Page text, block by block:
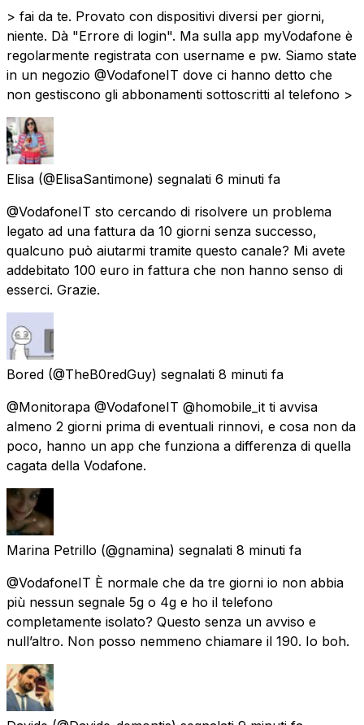
> fai da te. Provato con dispositivi diversi per giorni,
niente. Dà "Errore di login". Ma sulla app myVodafone è
regolarmente registrata con username e pw. Siamo state
in un negozio @VodafoneIT dove ci hanno detto che
non gestiscono gli abbonamenti sottoscritti al telefono >
Elisa (@ElisaSantimone) segnalati 6 minuti fa
@VodafoneIT sto cercando di risolvere un problema
legato ad una fattura da 10 giorni senza successo,
qualcuno può aiutarmi tramite questo canale? Mi avete
addebitato 100 euro in fattura che non hanno senso di
esserci. Grazie.
Bored (@TheB0redGuy) segnalati 8 minuti fa
@Monitorapa @VodafoneIT @homobile_it ti avvisa
almeno 2 giorni prima di eventuali rinnovi, e cosa non da
poco, hanno un app che funziona a differenza di quella
cagata della Vodafone.
Marina Petrillo (@gnamina) segnalati 8 minuti fa
@VodafoneIT È normale che da tre giorni io non abbia
più nessun segnale 5g o 4g e ho il telefono
completamente isolato? Questo senza un avviso e
null’altro. Non posso nemmeno chiamare il 190. Io boh.